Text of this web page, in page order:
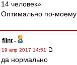
14 человек»
Оптимально по-моему
flint -
19 апр 2017 14:51
да нормально